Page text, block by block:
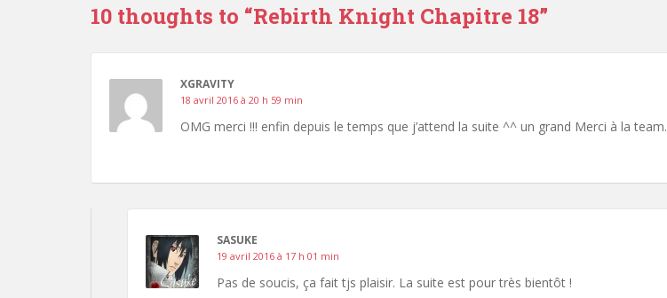
10 thoughts to “Rebirth Knight Chapitre 18”
XGRAVITY
18 avril 2016 à 20 h 59 min
OMG merci !!! enfin depuis le temps que j’attend la suite ^^ un grand Merci à la team.
SASUKE
19 avril 2016 à 17 h 01 min
Pas de soucis, ça fait tjs plaisir. La suite est pour très bientôt !